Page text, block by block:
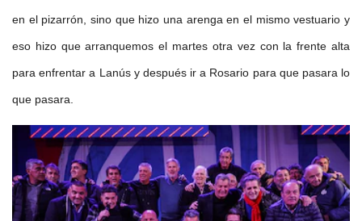
en el pizarrón, sino que hizo una arenga en el mismo vestuario y
eso hizo que arranquemos el martes otra vez con la frente alta
para enfrentar a Lanús y después ir a Rosario para que pasara lo
que pasara.